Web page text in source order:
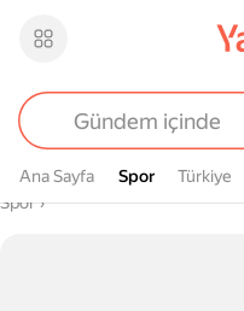
Ana Sayfa Spor
Spor Türkiye
Buradasın
Spor›